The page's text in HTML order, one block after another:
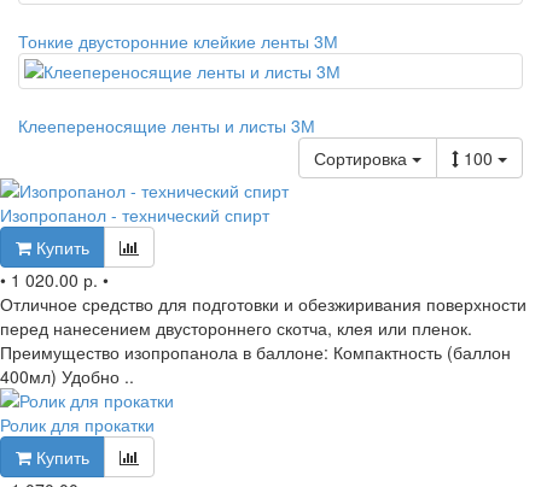
Тонкие двусторонние клейкие ленты 3М
Клеепереносящие ленты и листы 3М
Сортировка
100
Изопропанол - технический спирт
Купить
• 1 020.00 р. •
Отличное средство для подготовки и обезжиривания поверхности
перед нанесением двустороннего скотча, клея или пленок.
Преимущество изопропанола в баллоне: Компактность (баллон
400мл) Удобно ..
Ролик для прокатки
Купить